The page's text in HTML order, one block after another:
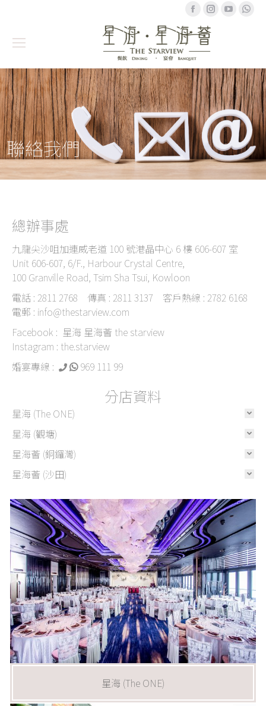
FacebookInstagram
聯絡我們
總辦事處
九龍尖沙咀加連威老道 100 號港晶中心 6 樓 606-607 室
Unit 606-607, 6/F., Harbour Crystal Centre,
100 Granville Road, Tsim Sha Tsui, Kowloon
電話 : 2811 2768 傳真 : 2811 3137 客戶熱線 : 2782 6168
電郵 : info@thestarview.com
Facebook : 星海 星海薈 the starview
Instagram : the.starview
婚宴專線 :
969 111 99
分店資料
星海 (The ONE)
星海 (觀塘)
星海薈 (銅鑼灣)
星海薈 (沙田)
星海 (The ONE)